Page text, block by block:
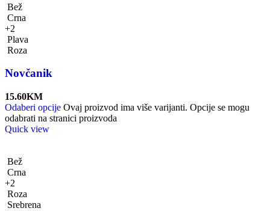
Bež
Crna
+2
Plava
Roza
Novčanik
15.60KM
Odaberi opcije Ovaj proizvod ima više varijanti. Opcije se mogu
odabrati na stranici proizvoda
Quick view
Bež
Crna
+2
Roza
Srebrena